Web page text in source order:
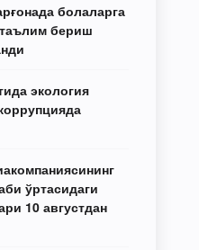
болаларга
бериш
экология
ўртасидаги
10 августдан